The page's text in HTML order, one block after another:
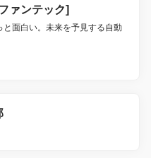
ァンテック]
面白い。未来を予見する自動